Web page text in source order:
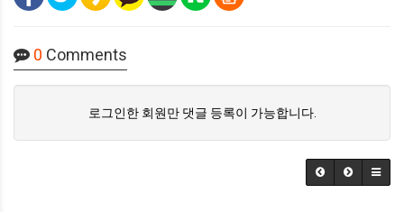
0 Comments
로그인한 회원만 댓글 등록이 가능합니다.